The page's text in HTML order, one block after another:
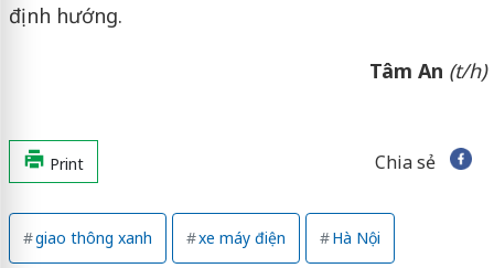
định hướng.
Tâm An (t/h)
Print Chia sẻ
giao thông xanh xe máy điện Hà Nội